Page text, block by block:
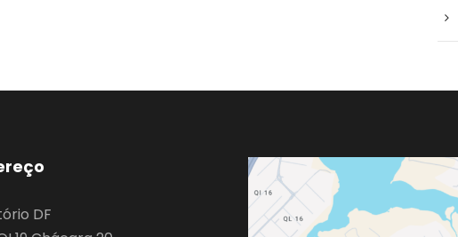
DF